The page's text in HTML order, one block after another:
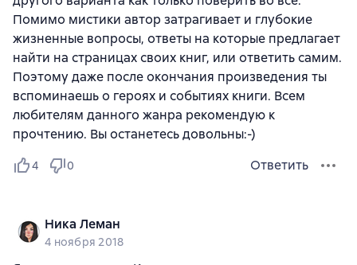
Помимо мистики автор затрагивает и глубокие
жизненные вопросы, ответы на которые предлагает
найти на страницах своих книг, или ответить самим.
Поэтому даже после окончания произведения ты
вспоминаешь о героях и событиях книги. Всем
любителям данного жанра рекомендую к
прочтению. Вы останетесь довольны:-)
4 0 Ответить
Ника Леман
4 ноября 2018